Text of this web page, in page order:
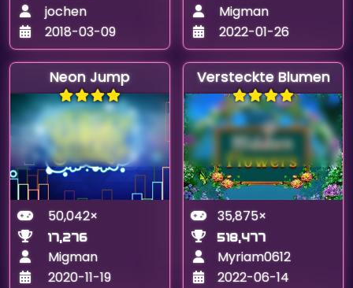
jochen
2018-03-09
Migman
2022-01-26
Neon Jump
50,042×
17,276
Migman
2020-11-19
Versteckte Blumen
35,875×
518,477
Myriam0612
2022-06-14